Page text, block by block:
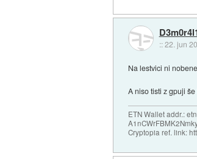
::22. jun
Na lestvici ni
A niso tisti z gpuji
ETN Wallet addr.:
Cryptopia ref. link: